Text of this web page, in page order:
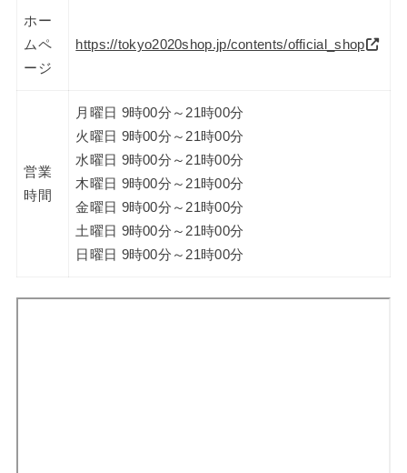
ホー
ムペ
ージ
https://tokyo2020shop.jp/contents/official_shop
営業
時間
月曜日 9時00分～21時00分
火曜日 9時00分～21時00分
水曜日 9時00分～21時00分
木曜日 9時00分～21時00分
金曜日 9時00分～21時00分
土曜日 9時00分～21時00分
日曜日 9時00分～21時00分